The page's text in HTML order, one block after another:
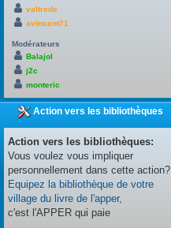
valtrede
xvincent71
Modérateurs
Balajol
j2c
monteric
Action vers les bibliothèques
Action vers les bibliothèques:
Vous voulez vous impliquer
personnellement dans cette action?
Equipez la bibliothèque de votre
village du livre de l'apper,
c'est l'APPER qui paie